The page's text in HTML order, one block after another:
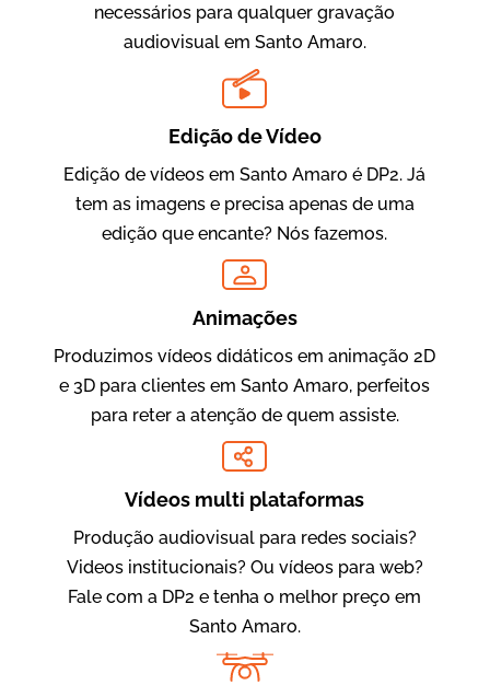
Vídeo Institucional
Amigo Edu
necessários para qualquer gravação
audiovisual em Santo Amaro.
Edição de Vídeo
Edição de vídeos em Santo Amaro é DP2. Já
tem as imagens e precisa apenas de uma
edição que encante? Nós fazemos.
Animações
Produzimos vídeos didáticos em animação 2D
e 3D para clientes em Santo Amaro, perfeitos
para reter a atenção de quem assiste.
Vídeos multi plataformas
Produção audiovisual para redes sociais?
Videos institucionais? Ou vídeos para web?
Fale com a DP2 e tenha o melhor preço em
Santo Amaro.